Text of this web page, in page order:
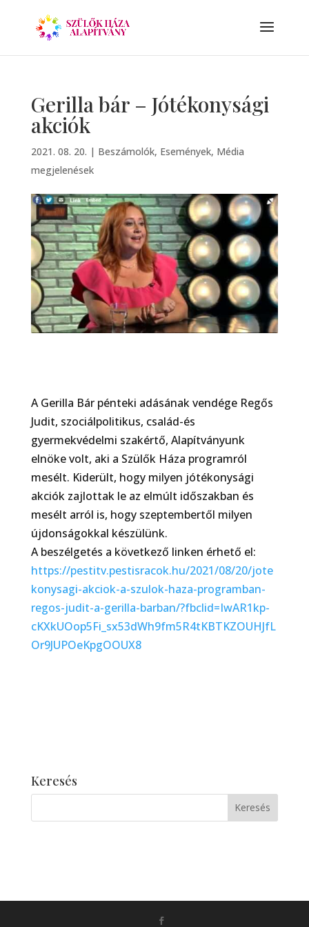
Gerilla bár – Jótékonysági
akciók
2021. 08. 20. | Beszámolók, Események, Média
megjelenések
A Gerilla Bár pénteki adásának vendége Regős
Judit, szociálpolitikus, család-és
gyermekvédelmi szakértő, Alapítványunk
elnöke volt, aki a Szülők Háza programról
mesélt. Kiderült, hogy milyen jótékonysági
akciók zajlottak le az elmúlt időszakban és
mesélt arról is, hogy szeptembertől milyen
újdonságokkal készülünk.
A beszélgetés a következő linken érhető el:
https://pestitv.pestisracok.hu/2021/08/20/jote
konysagi-akciok-a-szulok-haza-programban-
regos-judit-a-gerilla-barban/?fbclid=IwAR1kp-
cKXkUOop5Fi_sx53dWh9fm5R4tKBTKZOUHJfL
Or9JUPOeKpgOOUX8
Keresés